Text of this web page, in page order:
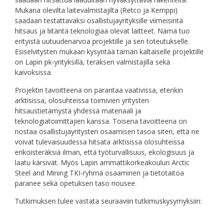
Mukana olevilta laitevalmistajilta (Retco ja Kemppi)
saadaan testattavaksi osallistujayrityksille viimeisintä
hitsaus ja liitäntä teknologiaa olevat laitteet. Nämä tuo
erityistä uutuudenarvoa projektille ja sen toteutukselle.
Esiselvitysten mukaan kysyntää tämän kaltaiselle projektille
on Lapin pk-yrityksillä, teräksen valmistajilla sekä
kaivoksissa.
Projektin tavoitteena on parantaa vaativissa, etenkin
arktisissa, olosuhteissa toimivien yritysten
hitsaustietämystä yhdessä materiaali ja
teknologiatoimittajien kanssa. Toisena tavoitteena on
nostaa osallistujayritysten osaamisen tasoa siten, että ne
voivat tulevaisuudessa hitsata arktisissa olosuhteissa
erikoisteräksiä ilman, että työturvallisuus, ekologisuus ja
laatu kärsivät. Myös Lapin ammattikorkeakoulun Arctic
Steel and Mining TKI-ryhmä osaaminen ja tietotaitoa
paranee sekä opetuksen taso nousee.
Tutkimuksen tulee vastata seuraaviin tutkimuskysymyksiin: